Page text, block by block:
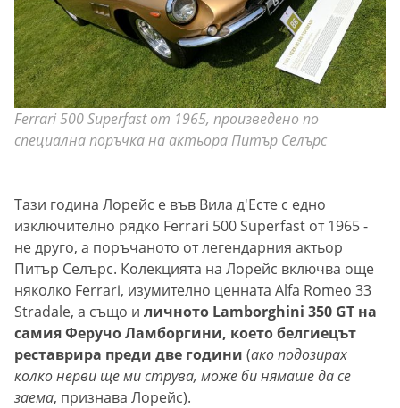
Ferrari 500 Superfast от 1965, произведено по
специална поръчка на актьора Питър Селърс
Тази година Лорейс е във Вила д'Eсте с едно
изключително рядко Ferrari 500 Superfast от 1965 -
не друго, а поръчаното от легендарния актьор
Питър Селърс. Колекцията на Лорейс включва още
няколко Ferrari, изумително ценната Alfa Romeo 33
Stradale, а също и личното Lamborghini 350 GT на
самия Феручо Ламборгини, което белгиецът
реставрира преди две години (ако подозирах
колко нерви ще ми струва, може би нямаше да се
заема, признава Лорейс).